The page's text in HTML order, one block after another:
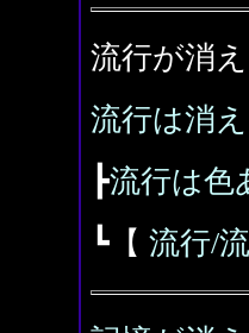
流行が消
流行は消
┣流行は色
┗【 流行/